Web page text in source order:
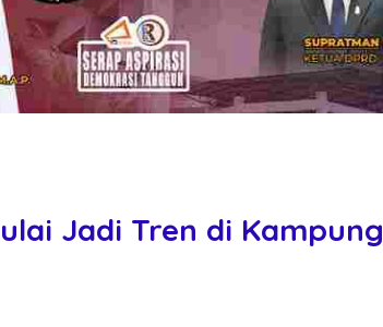
Jadi Tren di Kampung